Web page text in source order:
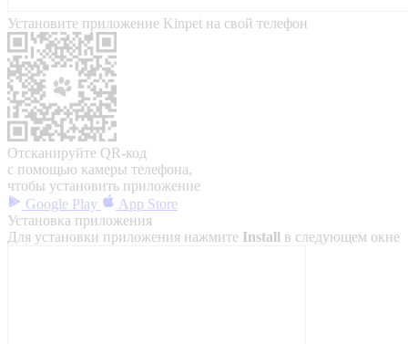
Установите приложение Kinpet на свой телефон
Отсканируйте QR-код
с помощью камеры телефона,
чтобы установить приложение
Google Play
App Store
Установка приложения
Для установки приложения нажмите Install в следующем окне